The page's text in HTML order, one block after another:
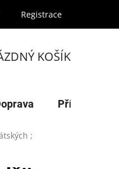
Registrace
KOŠÍK
Příroda
;